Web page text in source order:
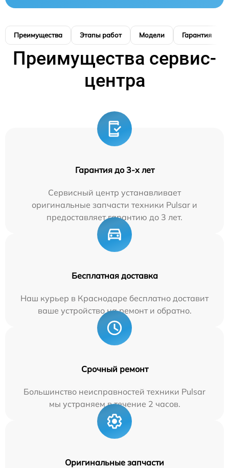
Преимущества Этапы работ Модели Гарантия
Преимущества сервис-
центра
Гарантия до 3-х лет
Сервисный центр устанавливает
оригинальные запчасти техники Pulsar и
предоставляет гарантию до 3 лет.
Бесплатная доставка
Наш курьер в Краснодаре бесплатно доставит
ваше устройство на ремонт и обратно.
Срочный ремонт
Большинство неисправностей техники Pulsar
мы устраняем в течение 2 часов.
Оригинальные запчасти